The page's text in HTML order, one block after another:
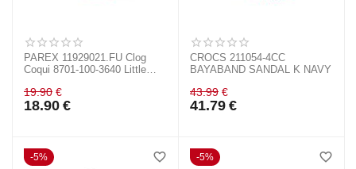
PAREX 11929021.FU Clog
Coqui 8701-100-3640 Little
19.90 €
18.90 €
CROCS 211054-4CC
BAYABAND SANDAL K NAVY
43.99 €
41.79 €
5% 5%